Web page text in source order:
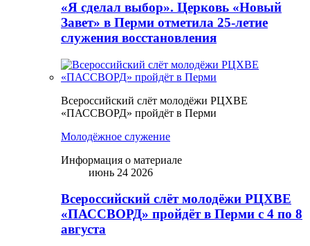
«Я сделал выбор». Церковь «Новый
Завет» в Перми отметила 25-летие
служения восстановления
Всероссийский слёт молодёжи РЦХВЕ
«ПАССВОРД» пройдёт в Перми
Молодёжное служение
Информация о материале
июнь 24 2026
Всероссийский слёт молодёжи РЦХВЕ
«ПАССВОРД» пройдёт в Перми с 4 по 8
августа